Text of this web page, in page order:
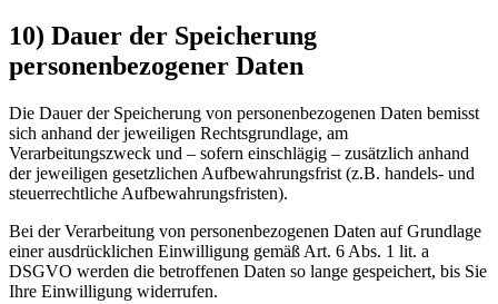
10) Dauer der Speicherung
personenbezogener Daten
Die Dauer der Speicherung von personenbezogenen Daten bemisst
sich anhand der jeweiligen Rechtsgrundlage, am
Verarbeitungszweck und – sofern einschlägig – zusätzlich anhand
der jeweiligen gesetzlichen Aufbewahrungsfrist (z.B. handels- und
steuerrechtliche Aufbewahrungsfristen).
Bei der Verarbeitung von personenbezogenen Daten auf Grundlage
einer ausdrücklichen Einwilligung gemäß Art. 6 Abs. 1 lit. a
DSGVO werden die betroffenen Daten so lange gespeichert, bis Sie
Ihre Einwilligung widerrufen.